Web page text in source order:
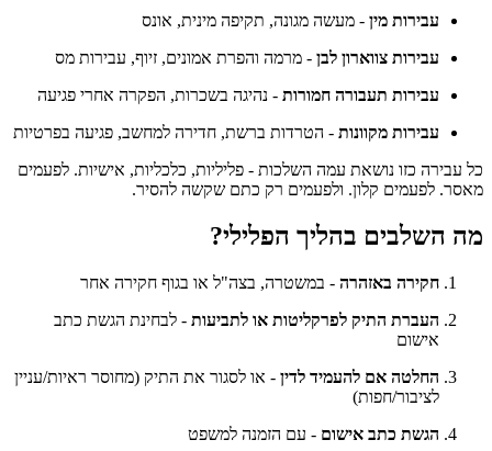
עבירות מין - מעשה מגונה, תקיפה מינית, אונס
עבירות צווארון לבן - מרמה והפרת אמונים, זיוף, עבירות מס
עבירות תעבורה חמורות - נהיגה בשכרות, הפקרה אחרי פגיעה
עבירות מקוונות - הטרדות ברשת, חדירה למחשב, פגיעה בפרטיות
כל עבירה כזו נושאת עמה השלכות - פליליות, כלכליות, אישיות. לפעמים
מאסר. לפעמים קלון. ולפעמים רק כתם שקשה להסיר.
מה השלבים בהליך הפלילי?
חקירה באזהרה - במשטרה, בצה"ל או בגוף חקירה אחר
העברת התיק לפרקליטות או לתביעות - לבחינת הגשת כתב
אישום
החלטה אם להעמיד לדין - או לסגור את התיק (מחוסר ראיות/עניין
לציבור/חפות)
הגשת כתב אישום - עם הזמנה למשפט